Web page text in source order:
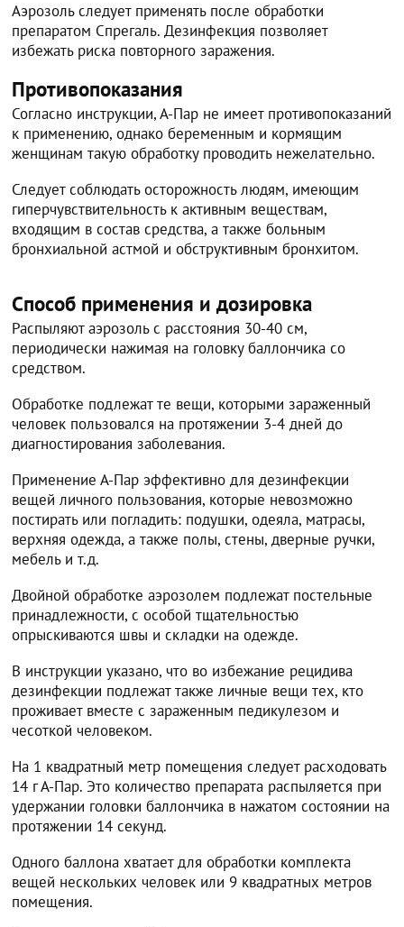
Аэрозоль следует применять после обработки
препаратом Спрегаль. Дезинфекция позволяет
избежать риска повторного заражения.
Противопоказания
Согласно инструкции, А-Пар не имеет противопоказаний
к применению, однако беременным и кормящим
женщинам такую обработку проводить нежелательно.
Следует соблюдать осторожность людям, имеющим
гиперчувствительность к активным веществам,
входящим в состав средства, а также больным
бронхиальной астмой и обструктивным бронхитом.
Способ применения и дозировка
Распыляют аэрозоль с расстояния 30-40 см,
периодически нажимая на головку баллончика со
средством.
Обработке подлежат те вещи, которыми зараженный
человек пользовался на протяжении 3-4 дней до
диагностирования заболевания.
Применение А-Пар эффективно для дезинфекции
вещей личного пользования, которые невозможно
постирать или погладить: подушки, одеяла, матрасы,
верхняя одежда, а также полы, стены, дверные ручки,
мебель и т.д.
Двойной обработке аэрозолем подлежат постельные
принадлежности, с особой тщательностью
опрыскиваются швы и складки на одежде.
В инструкции указано, что во избежание рецидива
дезинфекции подлежат также личные вещи тех, кто
проживает вместе с зараженным педикулезом и
чесоткой человеком.
На 1 квадратный метр помещения следует расходовать
14 г А-Пар. Это количество препарата распыляется при
удержании головки баллончика в нажатом состоянии на
протяжении 14 секунд.
Одного баллона хватает для обработки комплекта
вещей нескольких человек или 9 квадратных метров
помещения.